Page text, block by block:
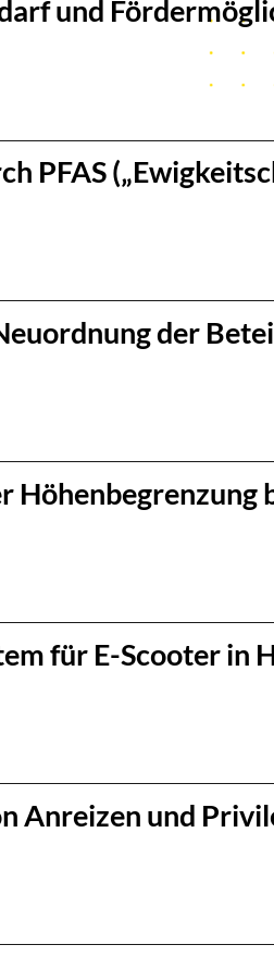
und
PFAS
der
für E-Scooter in
Anreizen und